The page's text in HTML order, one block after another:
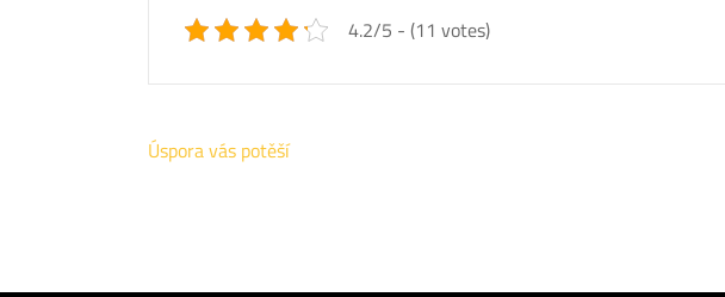
4.2/5 - (11 votes)
Navigace
Úspora vás potěší